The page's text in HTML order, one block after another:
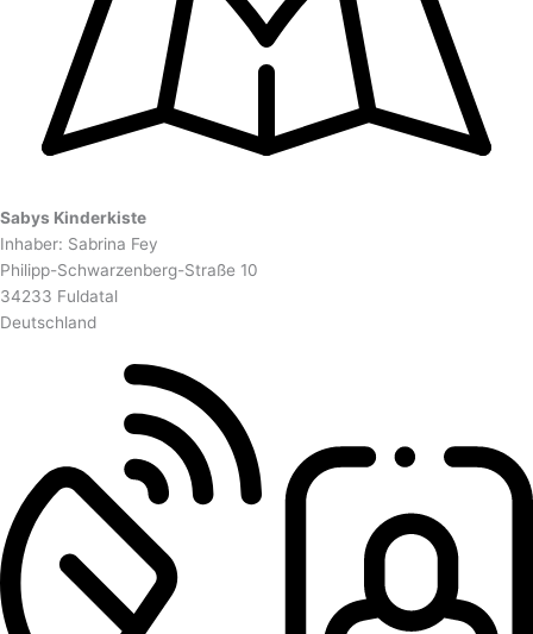
Sabys Kinderkiste
Inhaber: Sabrina Fey
Philipp-Schwarzenberg-Straße 10
34233 Fuldatal
Deutschland